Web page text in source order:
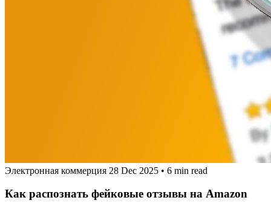
Электронная коммерция 28 Dec 2025 • 6 min read
Как распознать фейковые отзывы на Amazon